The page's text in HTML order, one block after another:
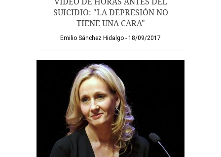
SUICIDIO: "LA DEPRESIÓN NO
TIENE UNA CARA"
Emilio Sánchez Hidalgo 18/09/2017